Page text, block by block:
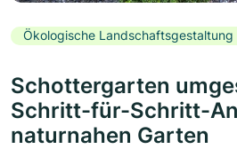
Ökologische Landschaftsgestaltung
Schottergarten
Schritt-für-Schritt-
naturnahen Garten